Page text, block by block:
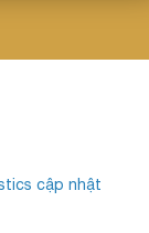
cập nhật